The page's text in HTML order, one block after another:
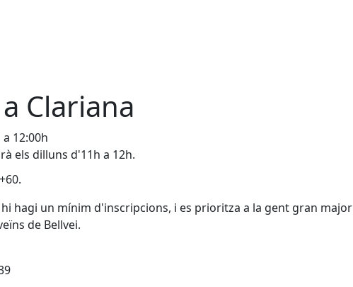
Clariana
12:00h
els dilluns d'11h a 12h.
hagi un mínim d'inscripcions, i es prioritza a la gent gran major
de Bellvei.